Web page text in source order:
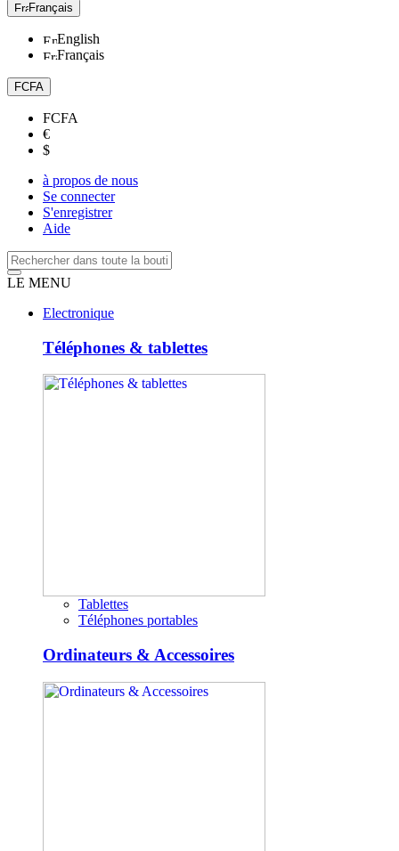
Français
English
Français
FCFA
FCFA
€
$
à propos de nous
Se connecter
S'enregistrer
Aide
LE MENU
Electronique
Téléphones & tablettes
Tablettes
Téléphones portables
Ordinateurs & Accessoires